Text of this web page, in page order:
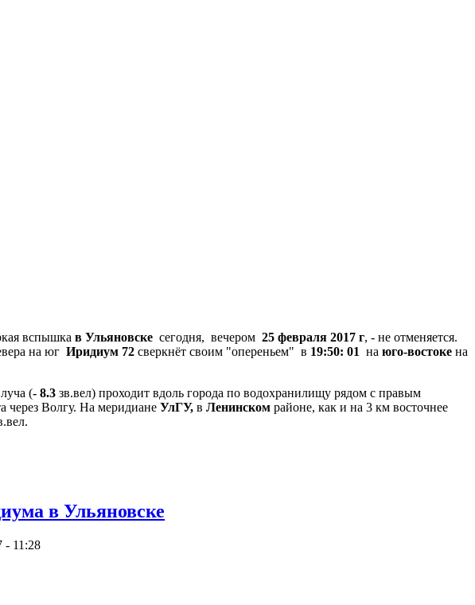
вспышка в Ульяновске сегодня, вечером 25 февраля 2017 г, - не отменяется.
на юг Иридиум 72 сверкнёт своим "опереньем" в 19:50: 01 на юго-востоке на
(- 8.3 зв.вел) проходит вдоль города по водохранилищу рядом с правым
через Волгу. На меридиане УлГУ, в Ленинском районе, как и на 3 км восточнее
в Ульяновске
- 11:28